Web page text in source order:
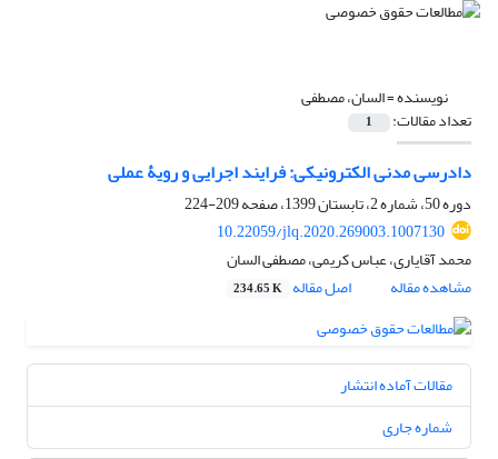
نویسنده =السان، مصطفی
تعداد مقالات: 1
دادرسی مدنی الکترونیکی: فرایند اجرایی و رویۀ عملی
دوره 50، شماره 2، تابستان 1399، صفحه
209-224
10.22059/jlq.2020.269003.1007130
محمد آقایاری، عباس کریمی، مصطفی السان
مشاهده مقاله
اصل مقاله 234.65 K
مقالات آماده انتشار
شماره جاری